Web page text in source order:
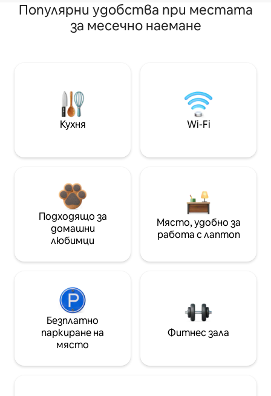
Популярни удобства при местата
за месечно наемане
Кухня Wi-Fi
Подходящо за
домашни
любимци
Място, удобно за
работа с лаптоп
Безплатно
паркиране на
място
Фитнес зала